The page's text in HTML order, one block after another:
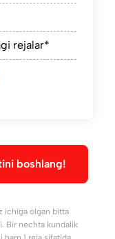
rejalar*
boshlang!
ichiga olgan bitta
Bir nechta kundalik